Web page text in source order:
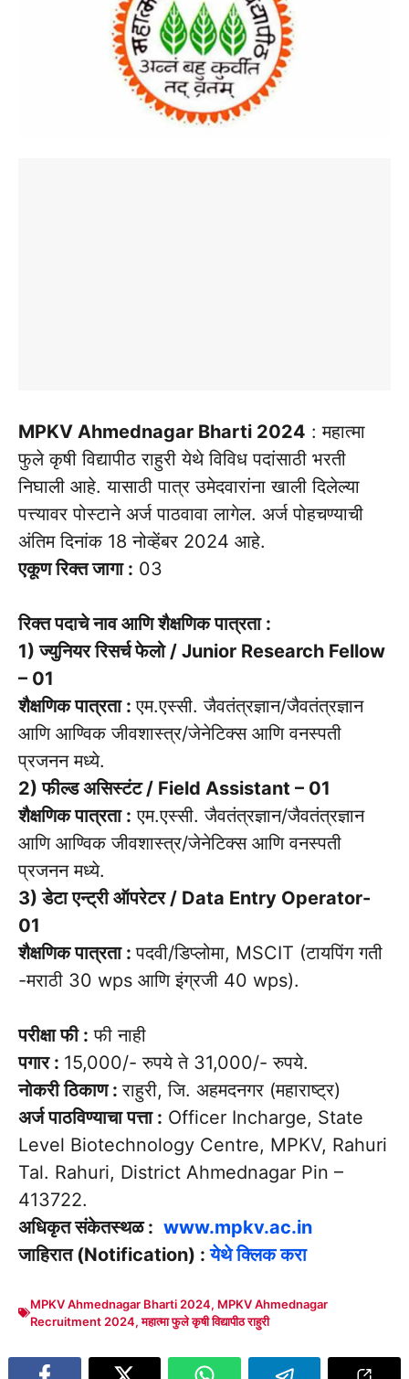
MPKV Ahmednagar Bharti 2024 : महात्मा
फुले कृषी विद्यापीठ राहुरी येथे विविध पदांसाठी भरती
निघाली आहे. यासाठी पात्र उमेदवारांना खाली दिलेल्या
पत्त्यावर पोस्टाने अर्ज पाठवावा लागेल. अर्ज पोहचण्याची
अंतिम दिनांक 18 नोव्हेंबर 2024 आहे.
एकूण रिक्त जागा : 03
रिक्त पदाचे नाव आणि शैक्षणिक पात्रता :
1) ज्युनियर रिसर्च फेलो / Junior Research Fellow
– 01
शैक्षणिक पात्रता :एम.एस्सी. जैवतंत्रज्ञान/जैवतंत्रज्ञान
आणि आण्विक जीवशास्त्र/जेनेटिक्स आणि वनस्पती
प्रजनन मध्ये.
2) फील्ड असिस्टंट / Field Assistant – 01
शैक्षणिक पात्रता : एम.एस्सी. जैवतंत्रज्ञान/जैवतंत्रज्ञान
आणि आण्विक जीवशास्त्र/जेनेटिक्स आणि वनस्पती
प्रजनन मध्ये.
3) डेटा एन्ट्री ऑपरेटर / Data Entry Operator-
01
शैक्षणिक पात्रता :पदवी/डिप्लोमा, MSCIT (टायपिंग गती
-मराठी 30 wps आणि इंग्रजी 40 wps).
परीक्षा फी : फी नाही
पगार : 15,000/- रुपये ते 31,000/- रुपये.
नोकरी ठिकाण :राहुरी, जि. अहमदनगर (महाराष्ट्र)
अर्ज पाठविण्याचा पत्ता : Officer Incharge, State
Level Biotechnology Centre, MPKV, Rahuri
Tal. Rahuri, District Ahmednagar Pin –
413722.
अधिकृत संकेतस्थळ : www.mpkv.ac.in
जाहिरात (Notification) :येथे क्लिक करा
MPKV Ahmednagar Bharti 2024, MPKV Ahmednagar
Recruitment 2024,महात्मा फुले कृषी विद्यापीठ राहुरी